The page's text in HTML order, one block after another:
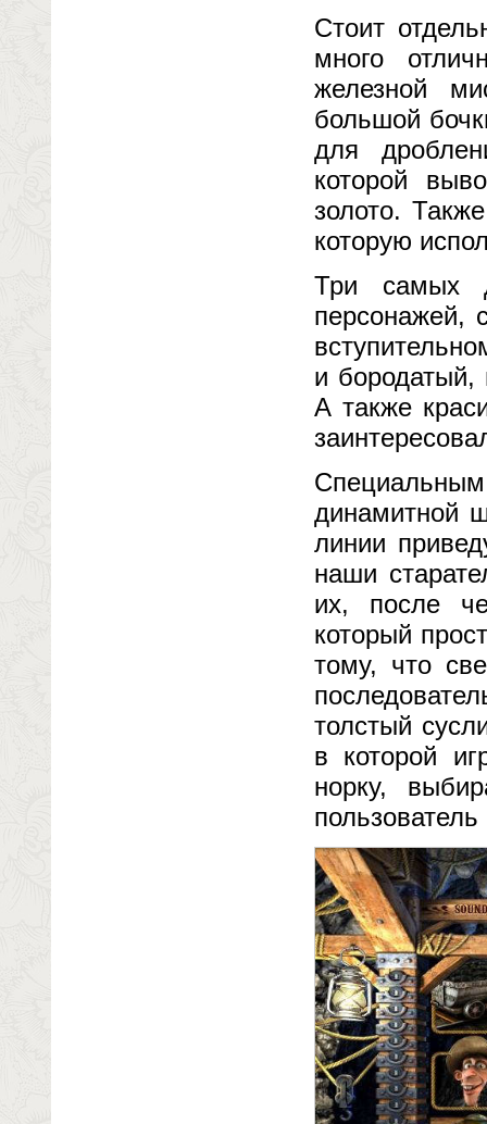
Стоит
много
железной
большой
для
которой
золото.
которую
Три самых
персонажей,
и бородатый,
А также
динамитной
линии
наши
их, после
который
тому, что
толстый
в которой
норку,